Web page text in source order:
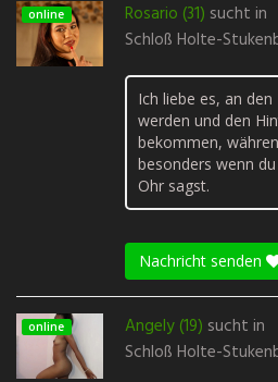
online Rosario (31) sucht in
Schloß Holte-
Ich liebe es, an
werden und den
bekommen,
besonders wenn
Ohr sagst.
Nachricht senden
online Angely (19) sucht in
Schloß Holte-